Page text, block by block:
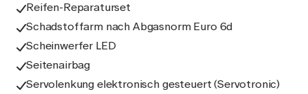
Reifen-Reparaturset
Schadstoffarm nach Abgasnorm Euro 6d
Scheinwerfer LED
Seitenairbag
Servolenkung elektronisch gesteuert (Servotronic)